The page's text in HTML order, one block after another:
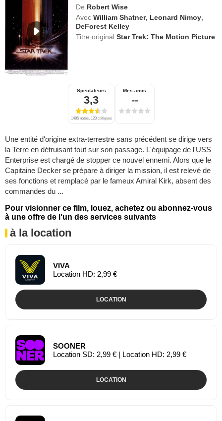
De Robert Wise
Avec William Shatner, Leonard Nimoy
DeForest Kelley
Titre originalStar Trek: The Motion Picture
Spectateurs
3,3
1485 notes, 123 critiques
Mes amis
--
Une entité d'origine extra-terrestre sans précédent se dirige vers
la Terre en détruisant tout sur son passage. L'équipage de l'USS
Enterprise est chargé de stopper ce nouvel ennemi. Alors que le
Capitaine Decker se prépare à diriger la mission, il est relevé de
ses fonctions et remplacé par le fameux Amiral Kirk, absent des
commandes du ...
Pour visionner ce film, louez, achetez ou abonnez-vous
à une offre de l'un des services suivants
à la location
VIVA
Location HD: 2,99 €
LOCATION
SOONER
Location SD: 2,99 € | Location HD: 2,99 €
LOCATION